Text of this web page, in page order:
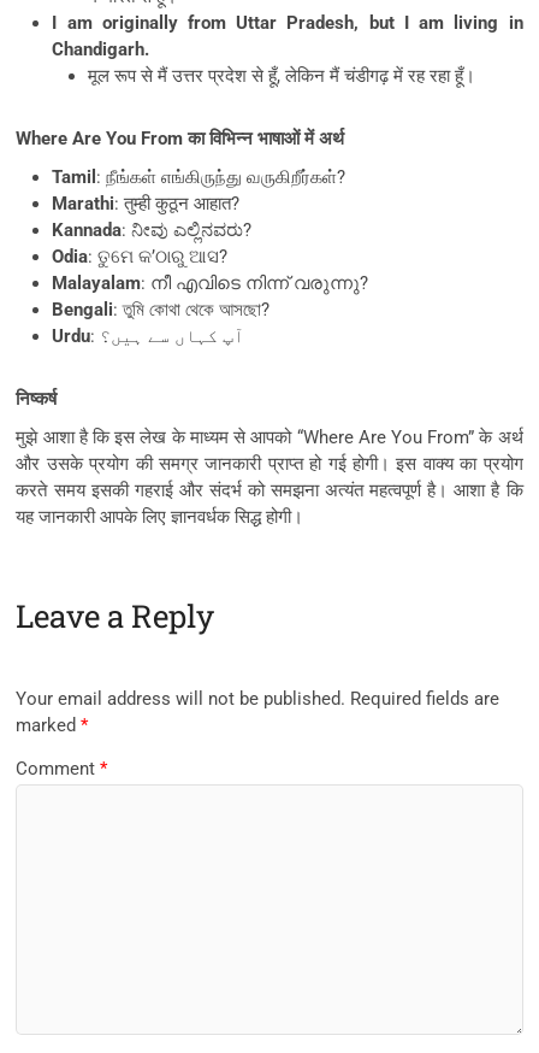
I am originally from Uttar Pradesh, but I am living in
Chandigarh.
मूल रूप से मैं उत्तर प्रदेश से हूँ, लेकिन मैं चंडीगढ़ में रह रहा हूँ।
Where Are You From का विभिन्न भाषाओं में अर्थ
Tamil : நீங்கள் எங்கிருந்து வருகிறீர்கள்?
Marathi: तुम्ही कुठून आहात?
Kannada: ನೀವು ಎಲ್ಲಿನವರು?
Odia: ତୁମେ କ’ଠାରୁ ଆସ?
Malayalam: നീ എവിടെ നിന്ന് വരുന്നു?
Bengali: তুমি কোথা থেকে আসছো?
Urdu : آپ کہاں سے ہیں؟
निष्कर्ष
मुझे आशा है कि इस लेख के माध्यम से आपको “Where Are You From” के अर्थ
और उसके प्रयोग की समग्र जानकारी प्राप्त हो गई होगी। इस वाक्य का प्रयोग
करते समय इसकी गहराई और संदर्भ को समझना अत्यंत महत्वपूर्ण है। आशा है कि
यह जानकारी आपके लिए ज्ञानवर्धक सिद्ध होगी।
Leave a Reply
Your email address will not be published. Required fields are
marked*
Comment*